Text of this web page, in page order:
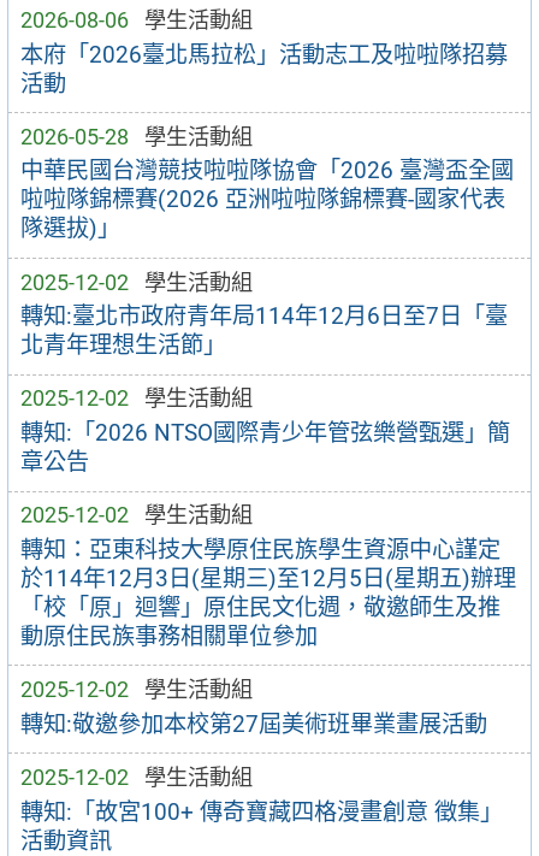
2026-08-06 學生活動組
本府「2026臺北馬拉松」活動志工及啦啦隊招募
活動
2026-05-28 學生活動組
中華民國台灣競技啦啦隊協會「2026 臺灣盃全國
啦啦隊錦標賽(2026 亞洲啦啦隊錦標賽-國家代表
隊選拔)」
2025-12-02 學生活動組
轉知:臺北市政府青年局114年12月6日至7日「臺
北青年理想生活節」
2025-12-02 學生活動組
轉知:「2026 NTSO國際青少年管弦樂營甄選」簡
章公告
2025-12-02 學生活動組
轉知：亞東科技大學原住民族學生資源中心謹定
於114年12月3日(星期三)至12月5日(星期五)辦理
「校「原」迴響」原住民文化週，敬邀師生及推
動原住民族事務相關單位參加
2025-12-02 學生活動組
轉知:敬邀參加本校第27屆美術班畢業畫展活動
2025-12-02 學生活動組
轉知:「故宮100+ 傳奇寶藏四格漫畫創意 徵集」
活動資訊